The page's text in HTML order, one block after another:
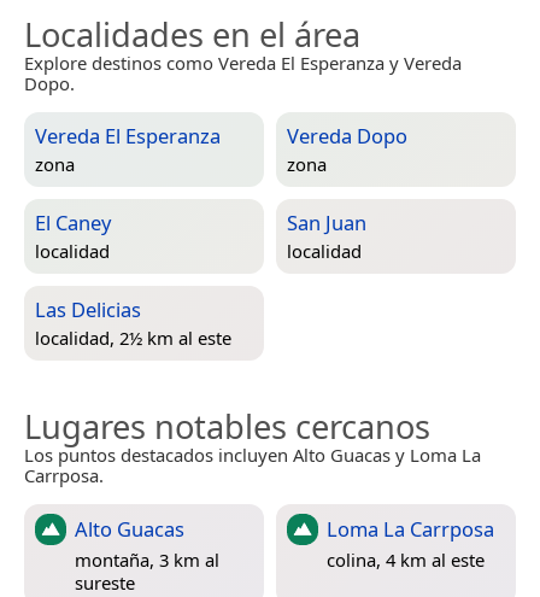
Localidades en el área
Explore destinos como Vereda El Esperanza y Vereda
Dopo.
Vereda El Esperanza
zona
Vereda Dopo
zona
El Caney
localidad
San Juan
localidad
Las Delicias
localidad, 2½ km al este
Lugares notables cercanos
Los puntos destacados incluyen Alto Guacas y Loma La
Carrposa.
Alto Guacas
montaña, 3 km al
sureste
Loma La Carrposa
colina, 4 km al este